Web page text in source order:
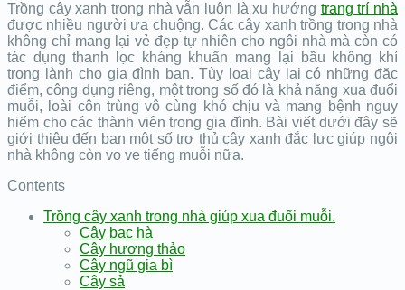
Trồng cây xanh trong nhà vẫn luôn là xu hướng trang trí nhà
được nhiều người ưa chuộng. Các cây xanh trồng trong nhà
không chỉ mang lại vẻ đẹp tự nhiên cho ngôi nhà mà còn có
tác dụng thanh lọc kháng khuẩn mang lại bầu không khí
trong lành cho gia đình bạn. Tùy loại cây lại có những đặc
điểm, công dụng riêng, một trong số đó là khả năng xua đuổi
muỗi, loài côn trùng vô cùng khó chịu và mang bệnh nguy
hiểm cho các thành viên trong gia đình. Bài viết dưới đây sẽ
giới thiệu đến bạn một số trợ thủ cây xanh đắc lực giúp ngôi
nhà không còn vo ve tiếng muỗi nữa.
Contents
Trồng cây xanh trong nhà giúp xua đuổi muỗi.
Cây bạc hà
Cây hương thảo
Cây ngũ gia bì
Cây sả